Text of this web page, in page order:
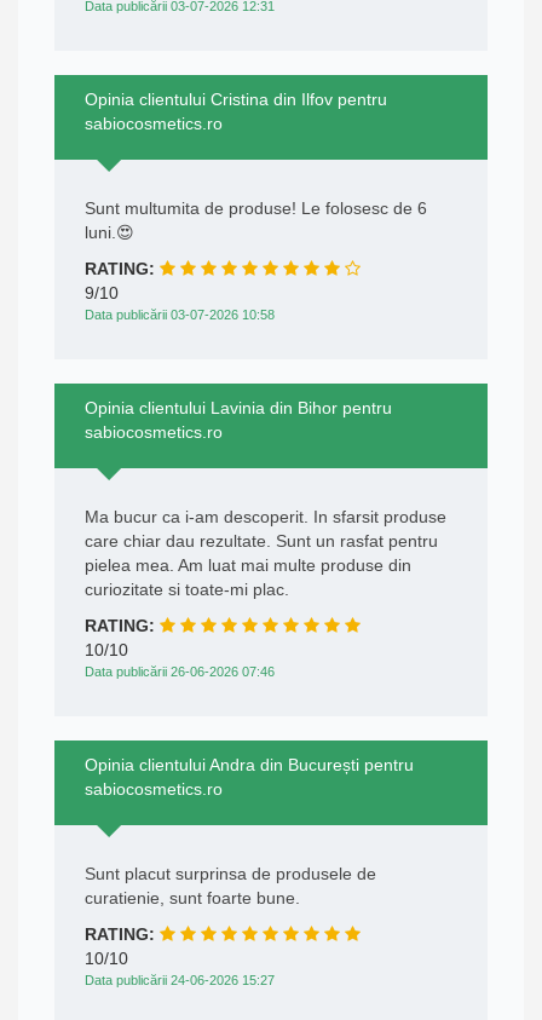
Data publicării 03-07-2026 12:31
Opinia clientului Cristina din Ilfov pentru
sabiocosmetics.ro
Sunt multumita de produse! Le folosesc de 6
luni.😍
RATING:
9/10
Data publicării 03-07-2026 10:58
Opinia clientului Lavinia din Bihor pentru
sabiocosmetics.ro
Ma bucur ca i-am descoperit. In sfarsit produse
care chiar dau rezultate. Sunt un rasfat pentru
pielea mea. Am luat mai multe produse din
curiozitate si toate-mi plac.
RATING:
10/10
Data publicării 26-06-2026 07:46
Opinia clientului Andra din București pentru
sabiocosmetics.ro
Sunt placut surprinsa de produsele de
curatienie, sunt foarte bune.
RATING:
10/10
Data publicării 24-06-2026 15:27